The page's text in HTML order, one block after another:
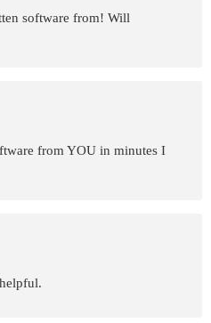
software from! Will
from YOU in minutes I